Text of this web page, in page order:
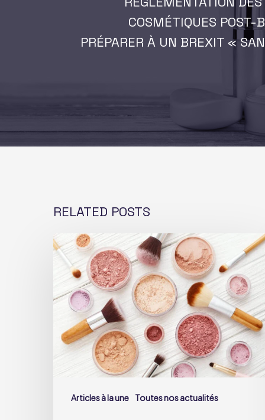
COSMÉTIQUES POST-
PRÉPARER À UN BREXIT «
RELATED POSTS
Articles à la une Toutes nos actualités
Allégations
cosmétiques
Comment
justifier
pour
une